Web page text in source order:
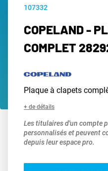
107332
COPELAND -
COMPLET
Plaque à clapets
+ de détails
Les titulaires d'un compte
personnalisés et peuvent
depuis leur espace pro.